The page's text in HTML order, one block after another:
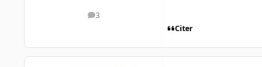
3
messages
Citer